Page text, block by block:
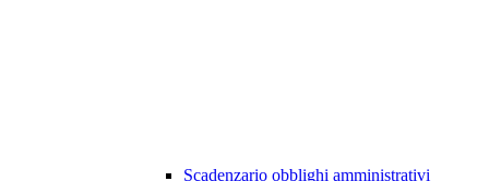
Scadenzario obblighi amministrativi